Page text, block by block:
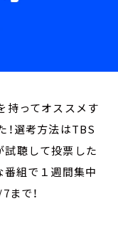
持ってオススメす
！選考方法はTBS
試聴して投票した
組で１週間集中
まで！